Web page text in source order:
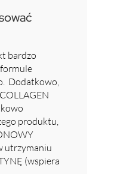
bardzo
Dodatkowo,
produktu,
utrzymaniu
(wspiera